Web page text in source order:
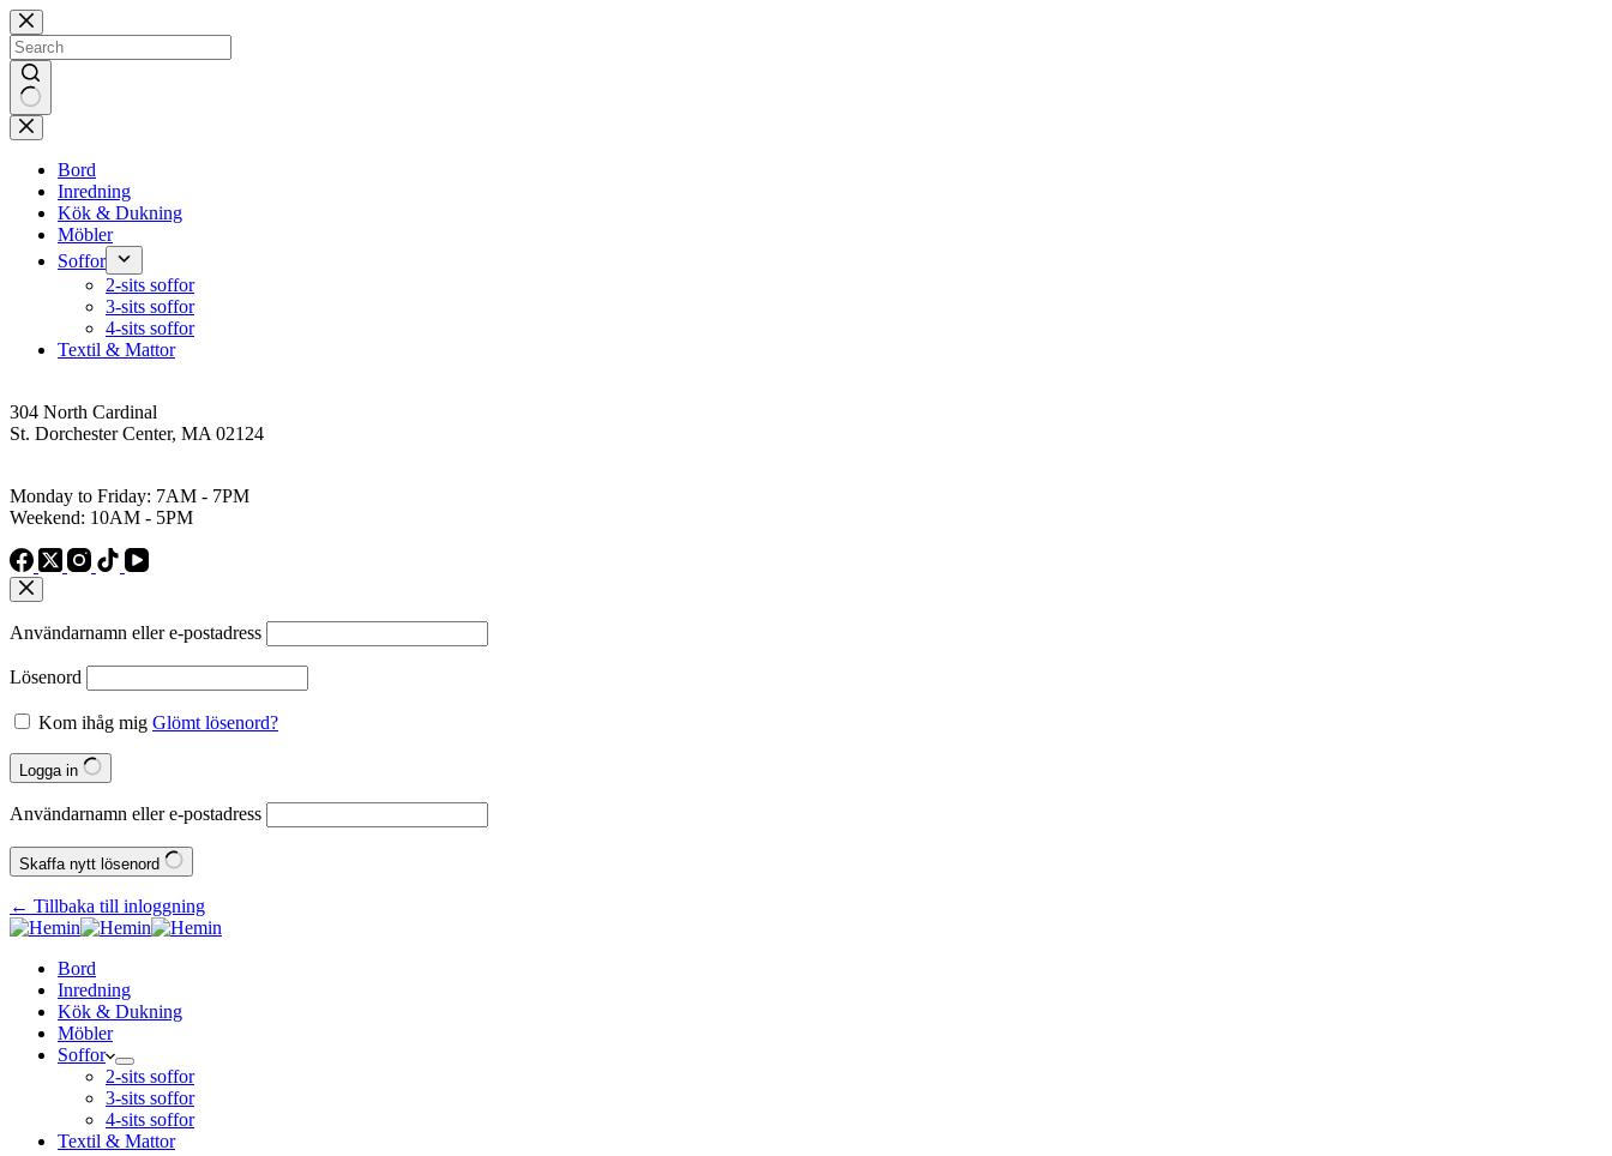
Skip
to
content
No
results
Bord
Inredning
Kök & Dukning
Möbler
Soffor
2-sits soffor
3-sits soffor
4-sits soffor
Textil & Mattor
304 North Cardinal
St. Dorchester Center, MA 02124
Monday to Friday: 7AM - 7PM
Weekend: 10AM - 5PM
Användarnamn eller e‑postadress
Lösenord
Kom ihåg mig Glömt lösenord?
Logga in
Användarnamn eller e‑postadress
Skaffa nytt lösenord
← Tillbaka till inloggning
Bord
Inredning
Kök & Dukning
Möbler
Soffor
2-sits soffor
3-sits soffor
4-sits soffor
Textil & Mattor